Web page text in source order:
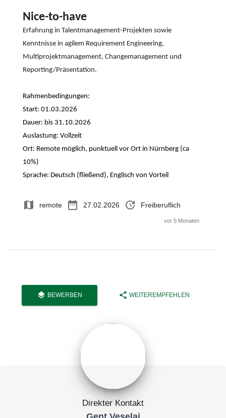
Nice-to-have
Erfahrung in Talentmanagement-Projekten sowie
Kenntnisse in agilem Requirement Engineering,
Multiprojektmanagement, Changemanagement und
Reporting/Präsentation.
Rahmenbedingungen:
Start: 01.03.2026
Dauer: bis 31.10.2026
Auslastung: Vollzeit
Ort: Remote möglich, punktuell vor Ort in Nürnberg (ca
10%)
Sprache: Deutsch (fließend), Englisch von Vorteil
map remote date_range 27.02.2026 update Freiberuflich
vor 5 Monaten
layers BEWERBEN share WEITEREMPFEHLEN
Direkter Kontakt